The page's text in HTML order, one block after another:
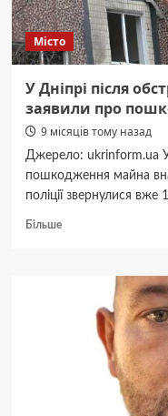
Місто
У Дніпрі після
заявили про
9 місяців тому назад
Джерело: ukrinform.ua У
пошкодження майна
поліції звернулися вже
БільшеДокладніше
обстрілу
пошкоджене